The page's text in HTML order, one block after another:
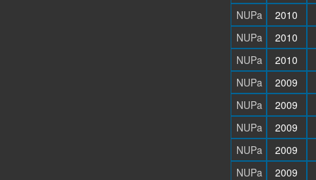
NUPa
2010
NUPa
2010
NUPa
2010
NUPa
2009
NUPa
2009
NUPa
2009
NUPa
2009
NUPa
2009